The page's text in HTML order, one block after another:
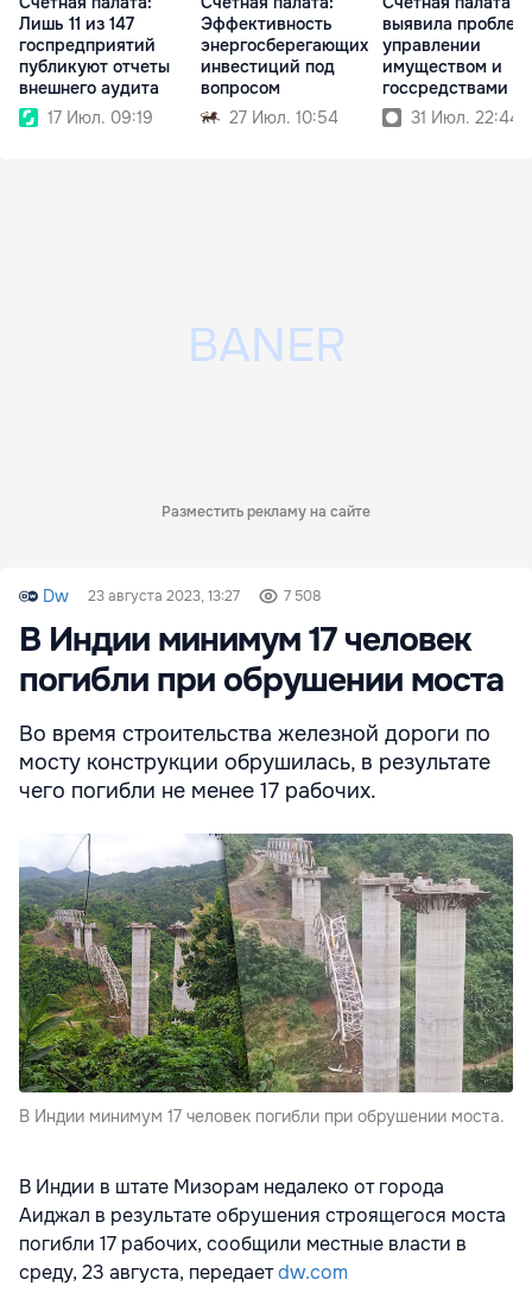
Лишь 11 из 147
госпредприятий
публикуют отчеты
внешнего аудита
17 Июл. 09:19
Эффективность
энергосберегающих
инвестиций под
вопросом
27 Июл. 10:54
выявила
управлении
имуществом и
госсредствами в
Бельцах
31 Июл. 22:44
Разместить рекламу на сайте
Dw 23 августа 2023, 13:27 7 508
В Индии минимум 17 человек
погибли при обрушении моста
Во время строительства железной дороги по
мосту конструкции обрушилась, в результате
чего погибли не менее 17 рабочих.
В Индии минимум 17 человек погибли при обрушении моста.
В Индии в штате Мизорам недалеко от города
Аиджал в результате обрушения строящегося моста
погибли 17 рабочих, сообщили местные власти в
среду, 23 августа, передаетdw.com